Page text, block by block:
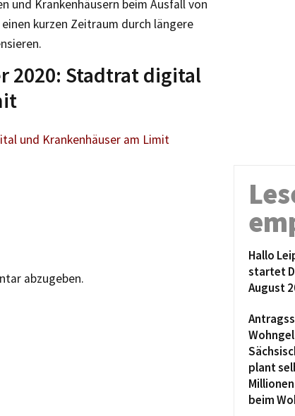
und Krankenhäusern beim Ausfall von
kurzen Zeitraum durch längere
2020: Stadtrat digital
und Krankenhäuser am Limit
abzugeben.
Hallo
startet
August
plant
beim